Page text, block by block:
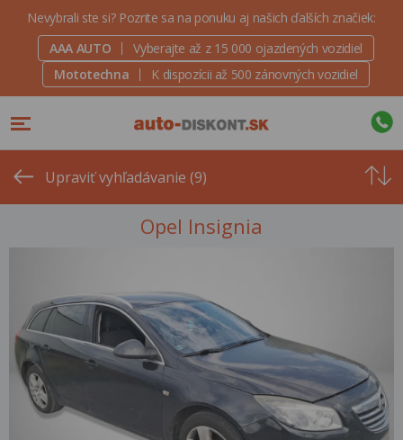
Nevybrali ste si? Pozrite sa na ponuku aj našich ďalších značiek:
AAA AUTO
Vyberajte až z 15 000 ojazdených vozidiel
Mototechna
K dispozícii až 500 zánovných vozidiel
Upraviť vyhľadávanie (9)
ceny
Opel Insignia